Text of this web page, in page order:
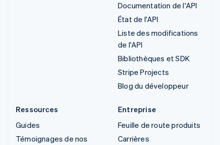
Documentation de l'API
État de l'API
Liste des modifications
de l'API
Bibliothèques et SDK
Stripe Projects
Blog du développeur
Ressources
Guides
Témoignages de nos
Entreprise
Feuille de route produits
Carrières